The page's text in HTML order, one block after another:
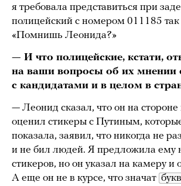
я требовала представиться при
полицейский с номером 011185 так
«Помнишь Леонида?»
— И что полицейские, кстати,
на ваши вопросы об их мнении
с кандидатами и в целом в
— Леонид сказал, что он на
оценил стикеры с Путиным,
показала, заявил, что никогда не
и не бил людей. Я предложила ему
стикеров, но он указал на камеру и
А еще он не в курсе, что значат